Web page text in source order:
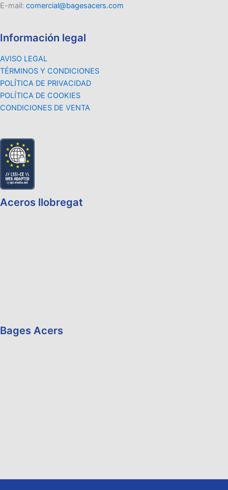
E-mail: comercial@bagesacers.com
Información legal
AVISO LEGAL
TÉRMINOS Y CONDICIONES
POLÍTICA DE PRIVACIDAD
POLÍTICA DE COOKIES
CONDICIONES DE VENTA
Aceros llobregat
Bages Acers